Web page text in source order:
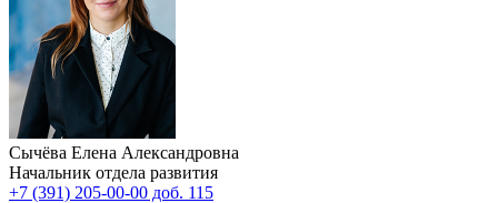
Сычёва Елена Александровна
Начальник отдела развития
+7 (391) 205-00-00 доб. 115